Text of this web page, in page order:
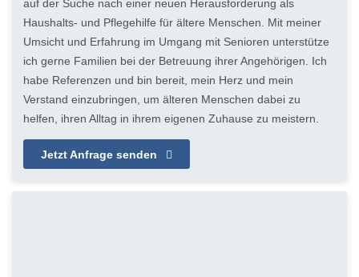
auf der Suche nach einer neuen Herausforderung als
Haushalts- und Pflegehilfe für ältere Menschen. Mit meiner
Umsicht und Erfahrung im Umgang mit Senioren unterstütze
ich gerne Familien bei der Betreuung ihrer Angehörigen. Ich
habe Referenzen und bin bereit, mein Herz und mein
Verstand einzubringen, um älteren Menschen dabei zu
helfen, ihren Alltag in ihrem eigenen Zuhause zu meistern.
Jetzt Anfrage senden